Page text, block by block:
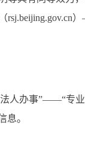
人办事”——“专业
息。